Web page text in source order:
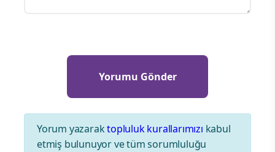
Yorum yazaraktopluluk kurallarımızı kabul
etmiş bulunuyor ve tüm sorumluluğu